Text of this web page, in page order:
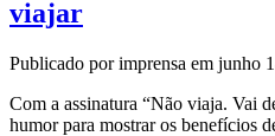
viajar
Publicado por imprensa em junho
Com a assinatura “Não viaja. Vai
humor para mostrar os benefícios